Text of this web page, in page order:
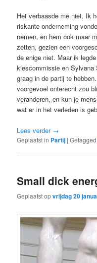
Het verbaasde me niet. Ik
riskante onderneming
nemen, en hem ook maar
zetten, gezien een
de enige niet. Maar ik
kiescommissie en Sylvana
graag in de partij te
voorgevoel onterecht zou
veranderen, en kun je
wat er in het verleden is
Lees verder →
Geplaatst in Partij |Getagged
Small dick
Geplaatst opvrijdag 20